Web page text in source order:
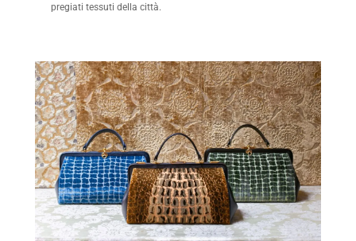
pregiati tessuti della città.